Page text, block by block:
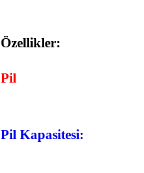
Özellikler:
Pil
Pil Kapasitesi: